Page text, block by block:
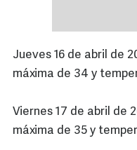
Jueves 16 de abril de
máxima de 34 y
Viernes 17 de abril de
máxima de 35 y